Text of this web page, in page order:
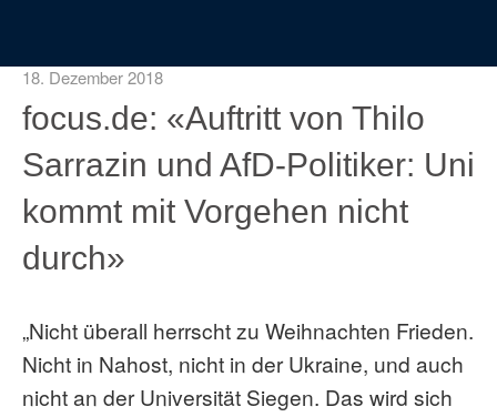
18. Dezember 2018
focus.de: «Auftritt von Thilo
Sarrazin und AfD-Politiker: Uni
kommt mit Vorgehen nicht
durch»
„Nicht überall herrscht zu Weihnachten Frieden.
Nicht in Nahost, nicht in der Ukraine, und auch
nicht an der Universität Siegen. Das wird sich